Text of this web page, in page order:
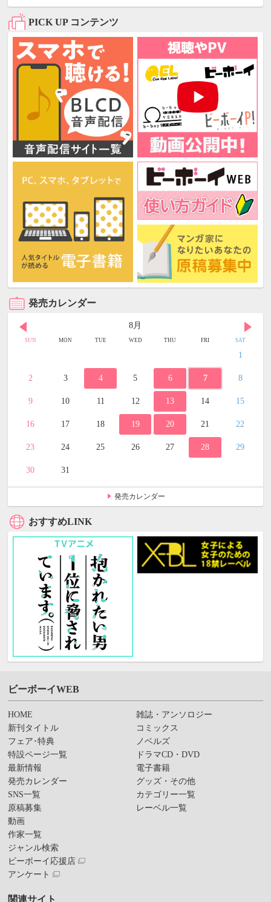
PICK UP コンテンツ
発売カレンダー
8月
SUN MON TUE WED THU FRI SAT
1
2 3 4 5 6 7 8
9 10 11 12 13 14 15
16 17 18 19 20 21 22
23 24 25 26 27 28 29
30 31
発売カレンダー
おすすめLINK
ビーボーイWEB
HOME
新刊タイトル
フェア･特典
特設ページ一覧
最新情報
発売カレンダー
SNS一覧
原稿募集
動画
作家一覧
ジャンル検索
ビーボーイ応援店
アンケート
雑誌・アンソロジー
コミックス
ノベルズ
ドラマCD・DVD
電子書籍
グッズ・その他
カテゴリー一覧
レーベル一覧
関連サイト